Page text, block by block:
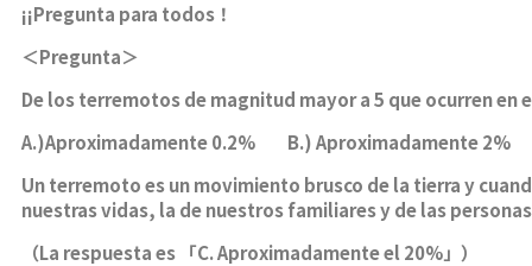
¡¡Pregunta para todos ！
＜Pregunta＞
De los terremotos de magnitud mayor a 5 que ocurren
A.)Aproximadamente 0.2% B.) Aproximadamente 2%
Un terremoto es un movimiento brusco de la tierra y
nuestras vidas, la de nuestros familiares y de las
（La respuesta es 「C. Aproximadamente el 20%」）